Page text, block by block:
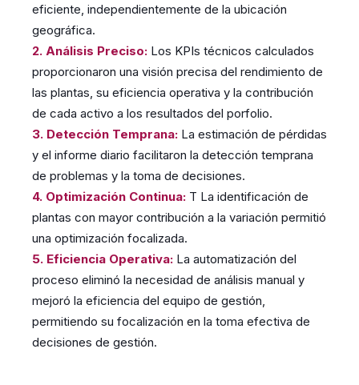
eficiente, independientemente de la ubicación
geográfica.
2. Análisis Preciso: Los KPIs técnicos calculados
proporcionaron una visión precisa del rendimiento de
las plantas, su eficiencia operativa y la contribución
de cada activo a los resultados del porfolio.
3. Detección Temprana: La estimación de pérdidas
y el informe diario facilitaron la detección temprana
de problemas y la toma de decisiones.
4. Optimización Continua: T La identificación de
plantas con mayor contribución a la variación permitió
una optimización focalizada.
5. Eficiencia Operativa: La automatización del
proceso eliminó la necesidad de análisis manual y
mejoró la eficiencia del equipo de gestión,
permitiendo su focalización en la toma efectiva de
decisiones de gestión.